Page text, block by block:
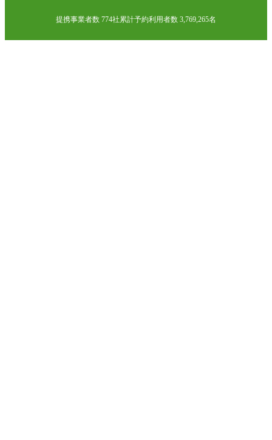
提携事業者数 774社累計予約利用者数 3,769,265名